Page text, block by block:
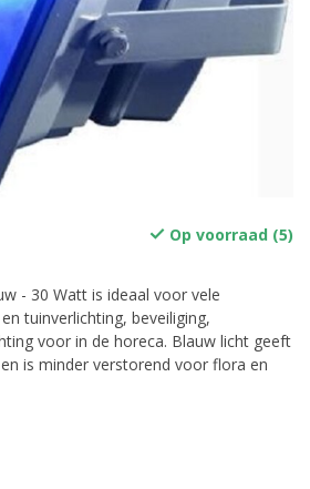
Op voorraad (5)
- 30 Watt is ideaal voor vele
tuinverlichting, beveiliging,
voor in de horeca. Blauw licht geeft
is minder verstorend voor flora en